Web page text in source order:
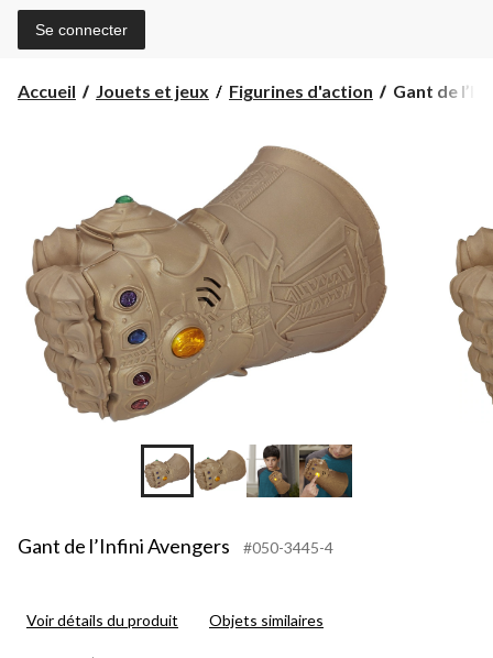
Se connecter
Accueil Jouets et jeux Figurines d'action
Gant
Gant de
Gant de l’Infini Avengers #050-3445-4
Voir détails du produit Objets similaires